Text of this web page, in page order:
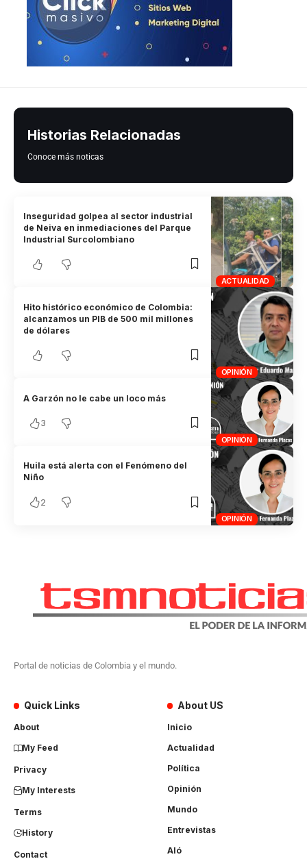
Historias Relacionadas
Conoce más noticas
ACTUALIDAD
Inseguridad golpea al sector industrial
de Neiva en inmediaciones del Parque
Industrial Surcolombiano
OPINIÓN
Hito histórico económico de Colombia:
alcanzamos un PIB de 500 mil millones
de dólares
OPINIÓN
A Garzón no le cabe un loco más
3
OPINIÓN
Huila está alerta con el Fenómeno del
Niño
2
Portal de noticias de Colombia y el mundo.
Quick Links
About
My Feed
Privacy
My Interests
Terms
History
Contact
About US
Inicio
Actualidad
Política
Opinión
Mundo
Entrevistas
Aló